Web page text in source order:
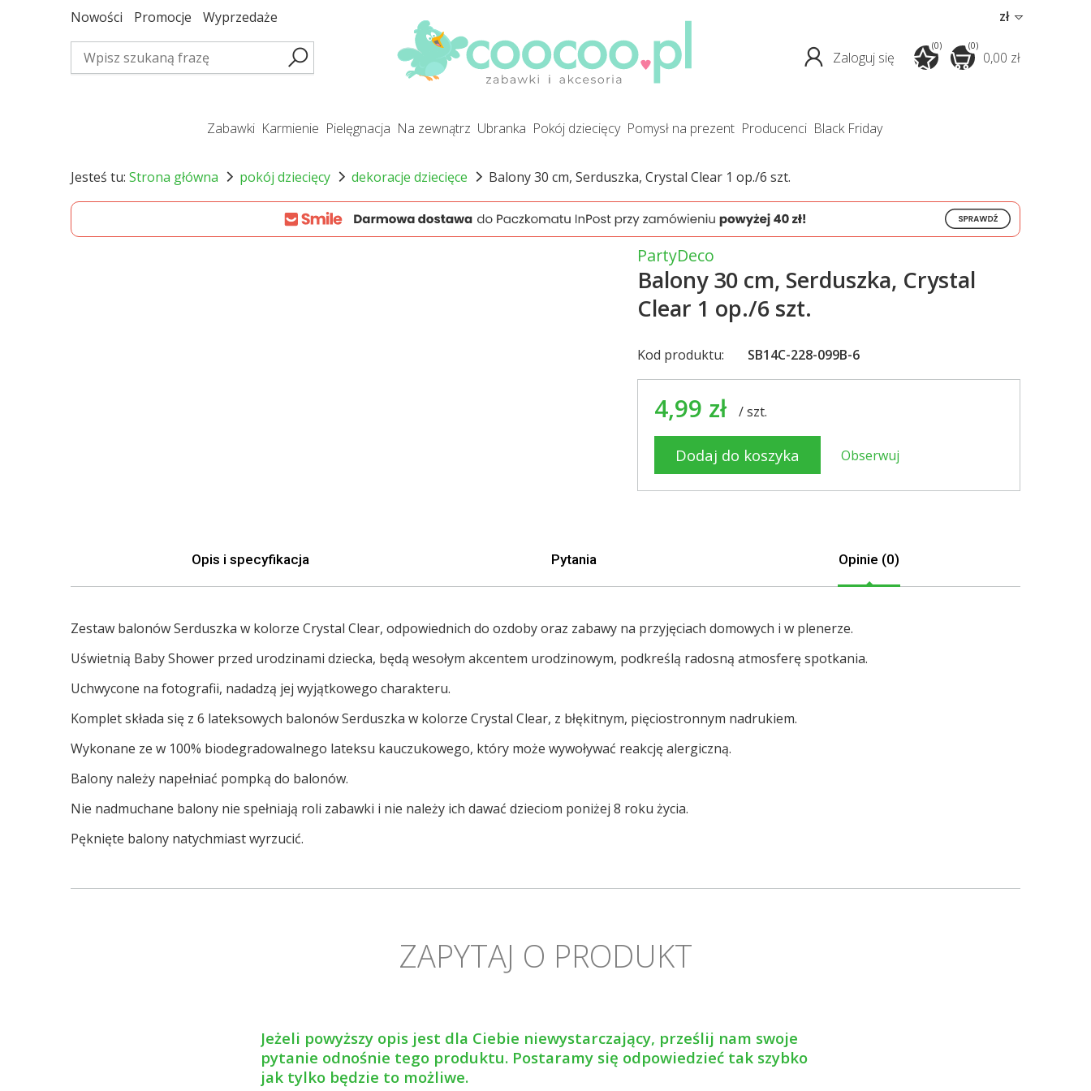
Nowości Promocje Wyprzedaże zł
(0)
0,00 zł
Zaloguj się
(0)
zabawki karmienie pielęgnacja na zewnątrz ubranka pokój dziecięcy pomysł na prezent producenci Black Friday
Jesteś tu: Strona główna pokój dziecięcy dekoracje dziecięce Balony 30 cm, Serduszka, Crystal Clear 1 op./6 szt.
PartyDeco
Balony 30 cm, Serduszka, Crystal
Clear 1 op./6 szt.
Kod produktu: SB14C-228-099B-6
4,99 zł /szt.
Dodaj do koszyka Obserwuj
Opis i specyfikacja Pytania Opinie (0)
Zestaw balonówSerduszka w kolorze Crystal Clear, odpowiednich do ozdoby oraz zabawy na przyjęciach domowych i w plenerze.
Uświetnią Baby Shower przed urodzinami dziecka, będą wesołym akcentem urodzinowym, podkreślą radosną atmosferę spotkania.
Uchwycone na fotografii, nadadzą jej wyjątkowego charakteru.
Komplet składa się z 6 lateksowych balonówSerduszka w kolorze Crystal Clear, z błękitnym, pięciostronnym nadrukiem.
Wykonane ze w 100% biodegradowalnego lateksu kauczukowego, który może wywoływać reakcję alergiczną.
Balony należy napełniać pompką do balonów.
Nie nadmuchane balony nie spełniają roli zabawki i nie należy ich dawać dzieciom poniżej 8 roku życia.
Pęknięte balony natychmiast wyrzucić.
ZAPYTAJ O PRODUKT
Jeżeli powyższy opis jest dla Ciebie niewystarczający, prześlij nam swoje
pytanie odnośnie tego produktu. Postaramy się odpowiedzieć tak szybko
jak tylko będzie to możliwe.